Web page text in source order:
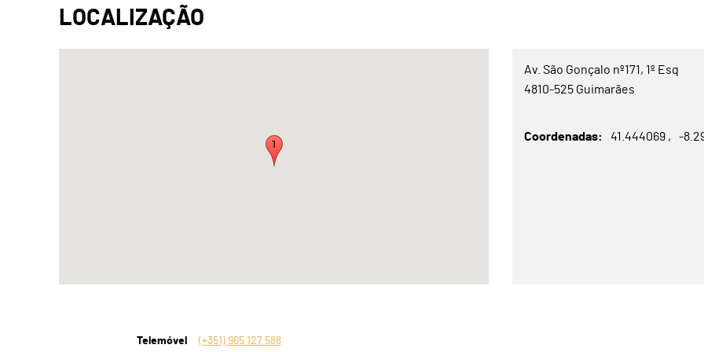
Av. São Gonçalo nº171, 1º Esq
4810-525 Guimarães
Coordenadas 41.444069 -
Telemóvel (+351) 965 127 588